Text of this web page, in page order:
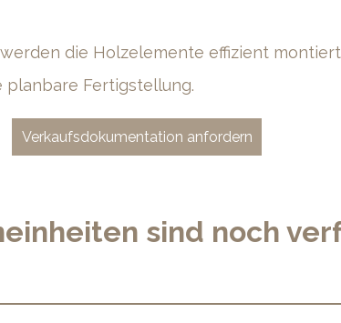
die Holzelemente effizient
Fertigstellung.
Verkaufsdokumentation anfordern
sind noch